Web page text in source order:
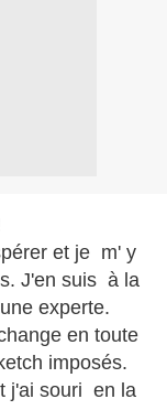
et je m' y
J'en suis à la
experte.
en toute
imposés.
j'ai souri en la